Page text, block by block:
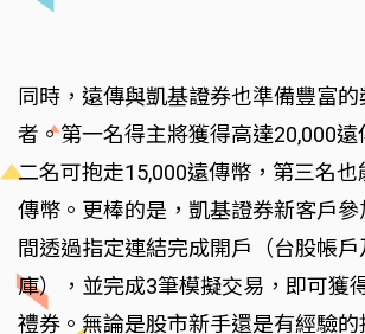
同時，遠傳與凱基證券也準備豐富
者。第一名得主將獲得高達20,000
二名可抱走15,000遠傳幣，第三名也
傳幣。更棒的是，凱基證券新客戶參
間透過指定連結完成開戶（台股帳
庫），並完成3筆模擬交易，即可獲
禮券。無論是股市新手還是有經驗